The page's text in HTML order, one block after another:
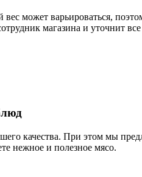
может варьироваться,
магазина и уточнит
качества. При этом мы
нежное и полезное мясо.